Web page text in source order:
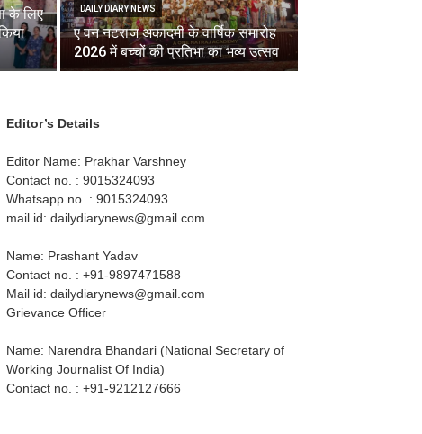
के लिए
DAILY DIARY NEWS
ए वन नटराज अकादमी के वार्षिक समारोह
2026 में बच्चों की प्रतिभा का भव्य उत्सव
Editor’s Details
Editor Name: Prakhar Varshney
Contact no. : 9015324093
Whatsapp no. : 9015324093
mail id: dailydiarynews@gmail.com
Name: Prashant Yadav
Contact no. : +91-9897471588
Mail id: dailydiarynews@gmail.com
Grievance Officer
Name: Narendra Bhandari (National Secretary of
Working Journalist Of India)
Contact no. : +91-9212127666